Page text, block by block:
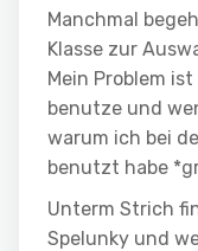
Manchmal
Klasse zur
Mein Problem
benutze und
warum ich bei
benutzt habe
Unterm Strich
Spelunky und